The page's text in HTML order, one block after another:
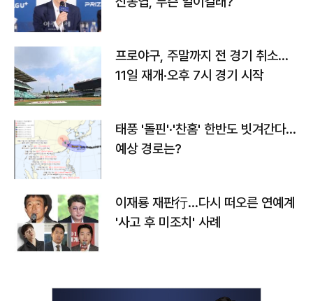
프로야구, 주말까지 전 경기 취소…
11일 재개·오후 7시 경기 시작
태풍 '돌핀'·'찬홈' 한반도 빗겨간다…
예상 경로는?
이재룡 재판行…다시 떠오른 연예계
'사고 후 미조치' 사례